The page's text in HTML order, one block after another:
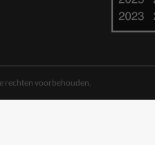
rechten voorbehouden.